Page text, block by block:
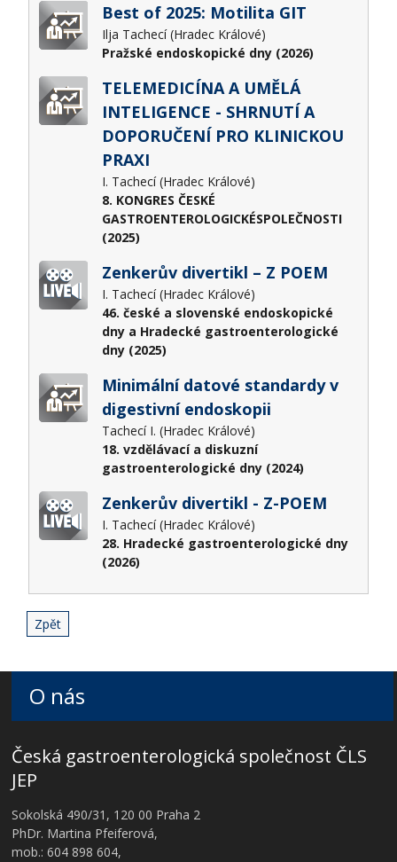
Best of 2025: Motilita GIT
Ilja Tachecí (Hradec Králové)
Pražské endoskopické dny (2026)
TELEMEDICÍNA A UMĚLÁ
INTELIGENCE - SHRNUTÍ A
DOPORUČENÍ PRO KLINICKOU
PRAXI
I. Tachecí (Hradec Králové)
8. KONGRES ČESKÉ
GASTROENTEROLOGICKÉSPOLEČNOSTI
(2025)
Zenkerův divertikl – Z POEM
I. Tachecí (Hradec Králové)
46. české a slovenské endoskopické
dny a Hradecké gastroenterologické
dny (2025)
Minimální datové standardy v
digestivní endoskopii
Tachecí I. (Hradec Králové)
18. vzdělávací a diskuzní
gastroenterologické dny (2024)
Zenkerův divertikl - Z-POEM
I. Tachecí (Hradec Králové)
28. Hradecké gastroenterologické dny
(2026)
Zpět
O nás
Česká gastroenterologická společnost ČLS
JEP
Sokolská 490/31, 120 00 Praha 2
PhDr. Martina Pfeiferová,
mob.: 604 898 604,